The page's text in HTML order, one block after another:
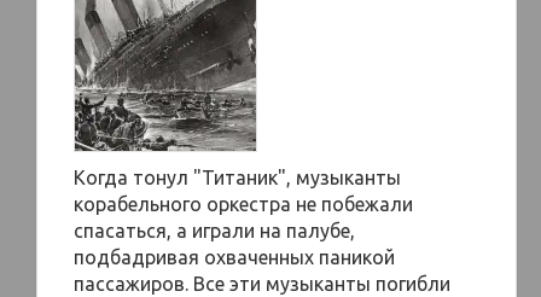
Когда тонул "Титаник", музыканты
корабельного оркестра не побежали
спасаться, а играли на палубе,
подбадривая охваченных паникой
пассажиров. Все эти музыканты погибли